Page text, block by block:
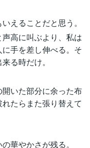
えることだと思う。
声高に叫ぶより、私は
手を差し伸べる。そ
る時だけ。
いた部分に余った布
たらまた張り替えて
華やかさが残る。